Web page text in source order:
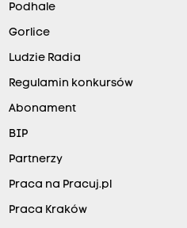
Podhale
Gorlice
Ludzie Radia
Regulamin konkursów
Abonament
BIP
Partnerzy
Praca na Pracuj.pl
Praca Kraków